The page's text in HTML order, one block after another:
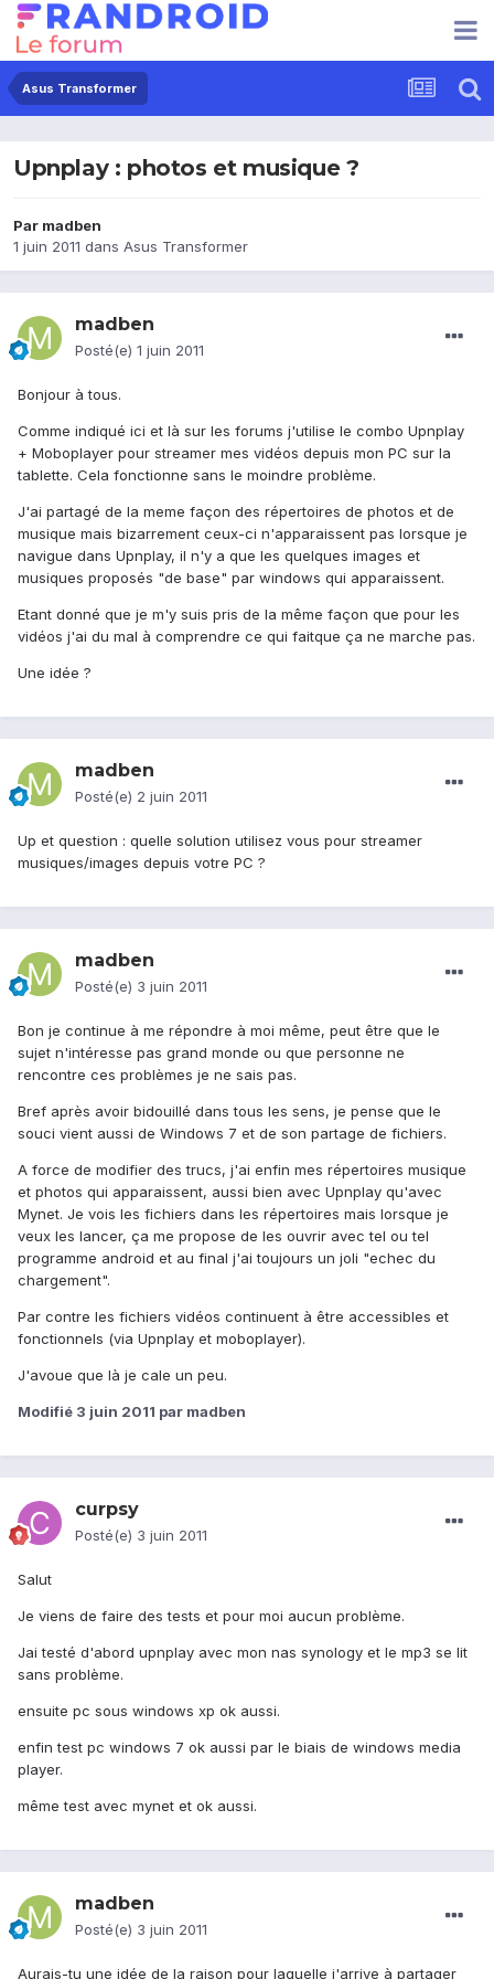
Asus Transformer
Upnplay : photos et musique ?
Par madben
1 juin 2011 dans Asus Transformer
madben
Posté(e) 1 juin 2011
Bonjour à tous.
Comme indiqué ici et là sur les forums j'utilise le combo Upnplay
+ Moboplayer pour streamer mes vidéos depuis mon PC sur la
tablette. Cela fonctionne sans le moindre problème.
J'ai partagé de la meme façon des répertoires de photos et de
musique mais bizarrement ceux-ci n'apparaissent pas lorsque je
navigue dans Upnplay, il n'y a que les quelques images et
musiques proposés "de base" par windows qui apparaissent.
Etant donné que je m'y suis pris de la même façon que pour les
vidéos j'ai du mal à comprendre ce qui faitque ça ne marche pas.
Une idée ?
madben
Posté(e) 2 juin 2011
Up et question : quelle solution utilisez vous pour streamer
musiques/images depuis votre PC ?
madben
Posté(e) 3 juin 2011
Bon je continue à me répondre à moi même, peut être que le
sujet n'intéresse pas grand monde ou que personne ne
rencontre ces problèmes je ne sais pas.
Bref après avoir bidouillé dans tous les sens, je pense que le
souci vient aussi de Windows 7 et de son partage de fichiers.
A force de modifier des trucs, j'ai enfin mes répertoires musique
et photos qui apparaissent, aussi bien avec Upnplay qu'avec
Mynet. Je vois les fichiers dans les répertoires mais lorsque je
veux les lancer, ça me propose de les ouvrir avec tel ou tel
programme android et au final j'ai toujours un joli "echec du
chargement".
Par contre les fichiers vidéos continuent à être accessibles et
fonctionnels (via Upnplay et moboplayer).
J'avoue que là je cale un peu.
Modifié 3 juin 2011 par madben
curpsy
Posté(e) 3 juin 2011
Salut
Je viens de faire des tests et pour moi aucun problème.
Jai testé d'abord upnplay avec mon nas synology et le mp3 se lit
sans problème.
ensuite pc sous windows xp ok aussi.
enfin test pc windows 7 ok aussi par le biais de windows media
player.
même test avec mynet et ok aussi.
madben
Posté(e) 3 juin 2011
Aurais-tu une idée de la raison pour laquelle j'arrive à partager